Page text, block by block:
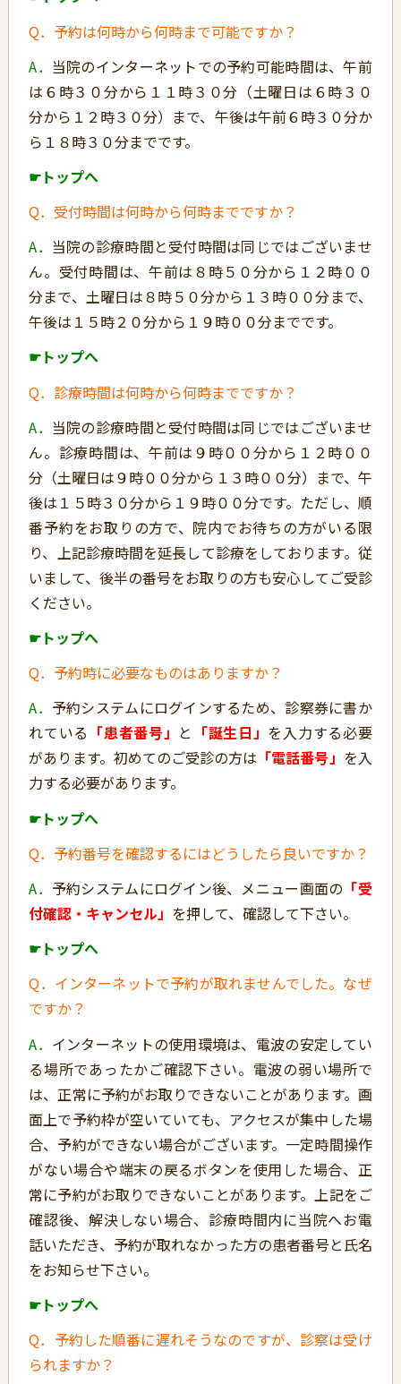
Q．予約は何時から何時まで可能ですか？
A． 当院のインターネットでの予約可能時間は、午前
は６時３０分から１１時３０分（土曜日は６時３０
分から１２時３０分）まで、午後は午前６時３０分か
ら１８時３０分までです。
☛トップへ
Q．受付時間は何時から何時までですか？
A． 当院の診療時間と受付時間は同じではございませ
ん。受付時間は、午前は８時５０分から１２時００
分まで、土曜日は８時５０分から１３時００分まで、
午後は１５時２０分から１９時００分までです。
☛トップへ
Q．診療時間は何時から何時までですか？
A． 当院の診療時間と受付時間は同じではございませ
ん。診療時間は、午前は９時００分から１２時００
分（土曜日は９時００分から１３時００分）まで、午
後は１５時３０分から１９時００分です。ただし、順
番予約をお取りの方で、院内でお待ちの方がいる限
り、上記診療時間を延長して診療をしております。従
いまして、後半の番号をお取りの方も安心してご受診
ください。
☛トップへ
Q．予約時に必要なものはありますか？
A． 予約システムにログインするため、診察券に書か
れている 「患者番号」 と 「誕生日」 を入力する必要
があります。初めてのご受診の方は 「電話番号」 を入
力する必要があります。
☛トップへ
Q．予約番号を確認するにはどうしたら良いですか？
A． 予約システムにログイン後、メニュー画面の 「受
付確認・キャンセル」 を押して、確認して下さい。
☛トップへ
Q．インターネットで予約が取れませんでした。なぜ
ですか？
A． インターネットの使用環境は、電波の安定してい
る場所であったかご確認下さい。電波の弱い場所で
は、正常に予約がお取りできないことがあります。画
面上で予約枠が空いていても、アクセスが集中した場
合、予約ができない場合がございます。一定時間操作
がない場合や端末の戻るボタンを使用した場合、正
常に予約がお取りできないことがあります。上記をご
確認後、解決しない場合、診療時間内に当院へお電
話いただき、予約が取れなかった方の患者番号と氏名
をお知らせ下さい。
☛トップへ
Q．予約した順番に遅れそうなのですが、診察は受け
られますか？